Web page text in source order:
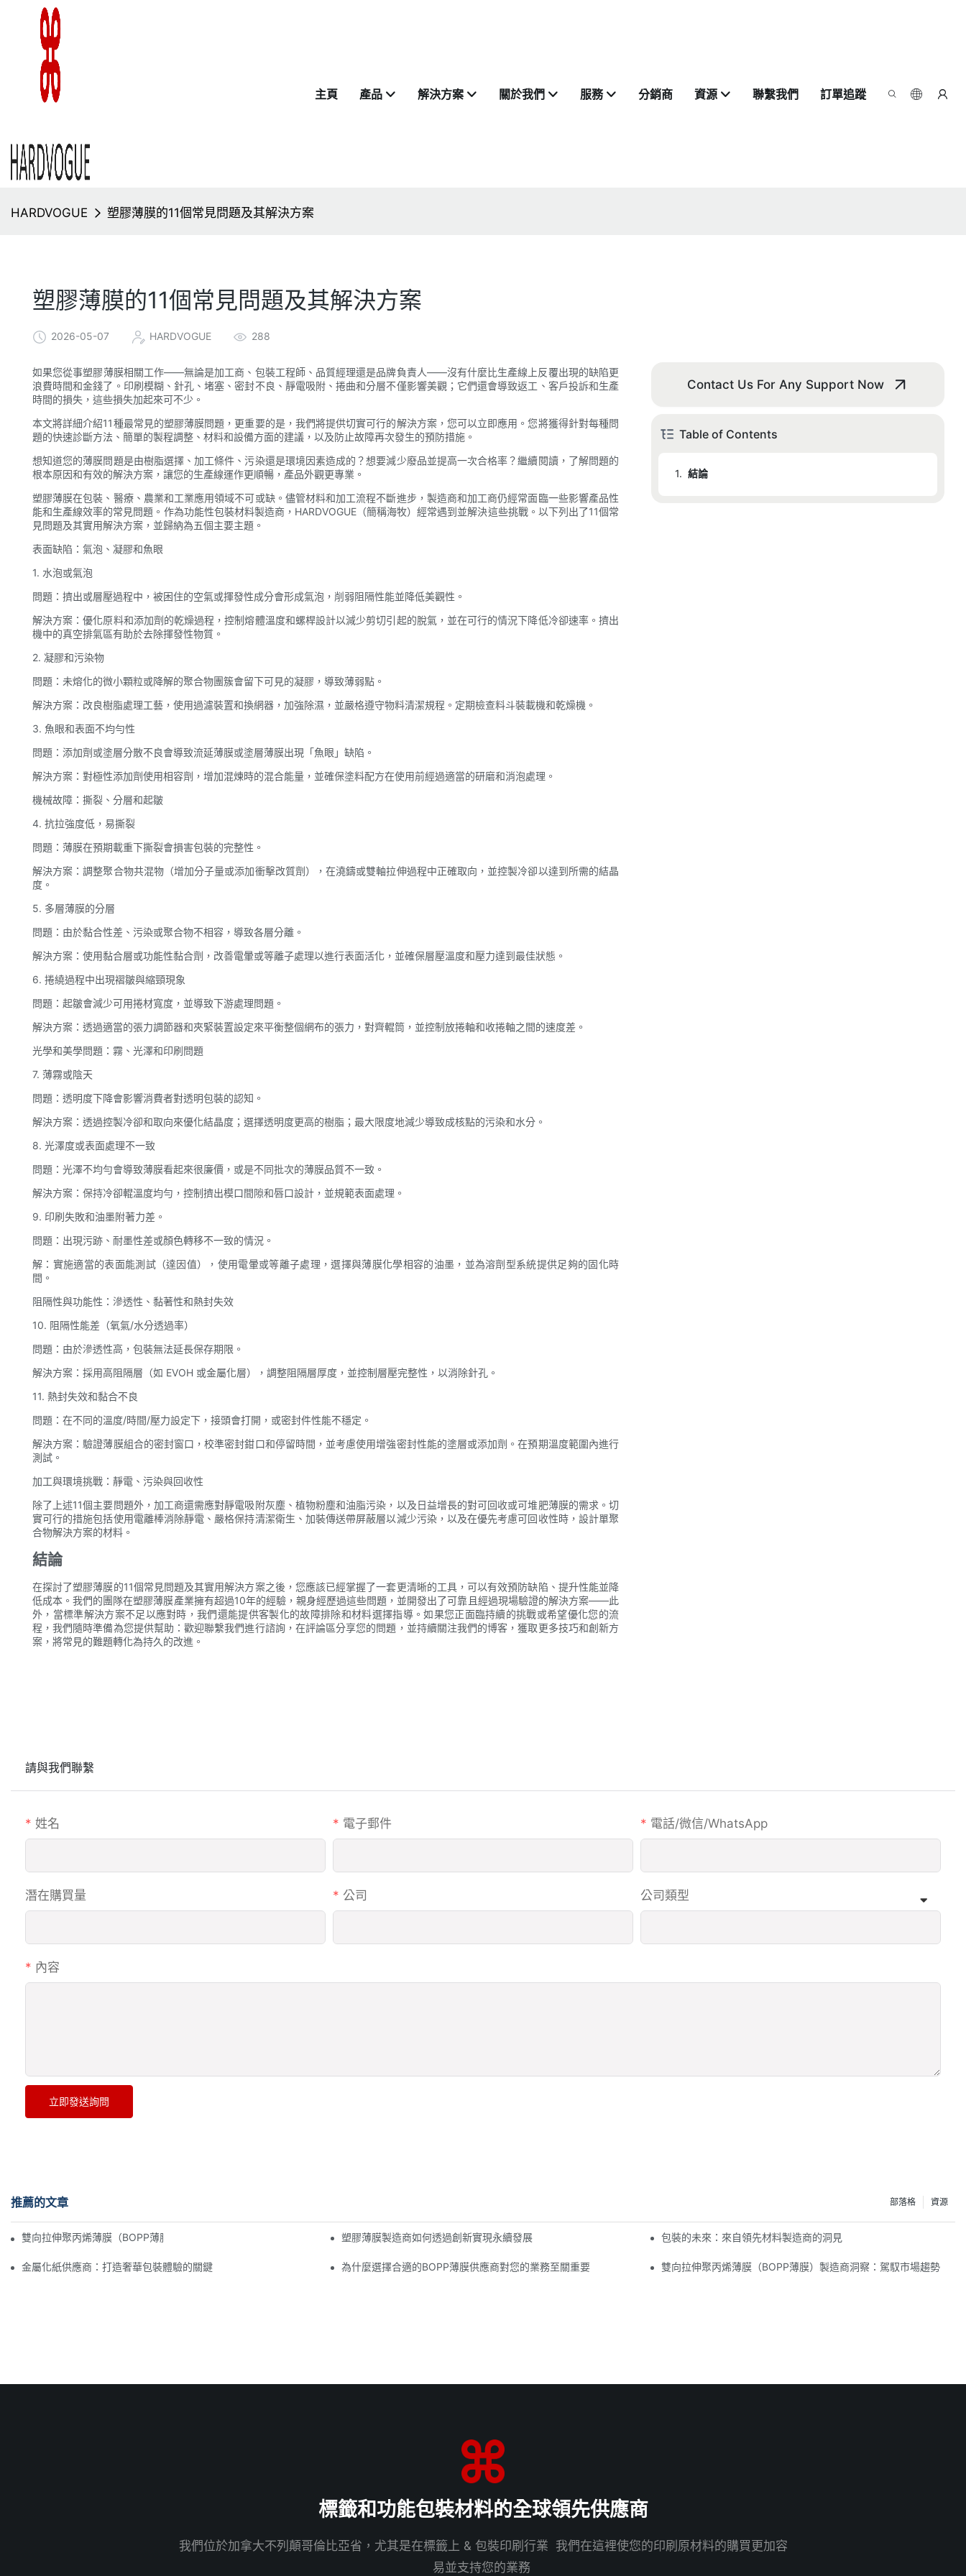
主頁 產品 解決方案 關於我們 服務 分銷商 資源 聯繫我們 訂單追蹤
HARDVOGUE 塑膠薄膜的11個常見問題及其解決方案
塑膠薄膜的11個常見問題及其解決方案
2026-05-07 HARDVOGUE 288
如果您從事塑膠薄膜相關工作——無論是加工商、包裝工程師、品質經理還是品牌負責人——沒有什麼比生產線上反覆出現的缺陷更
浪費時間和金錢了。印刷模糊、針孔、堵塞、密封不良、靜電吸附、捲曲和分層不僅影響美觀；它們還會導致返工、客戶投訴和生產
時間的損失，這些損失加起來可不少。
本文將詳細介紹11種最常見的塑膠薄膜問題，更重要的是，我們將提供切實可行的解決方案，您可以立即應用。您將獲得針對每種問
題的快速診斷方法、簡單的製程調整、材料和設備方面的建議，以及防止故障再次發生的預防措施。
想知道您的薄膜問題是由樹脂選擇、加工條件、污染還是環境因素造成的？想要減少廢品並提高一次合格率？繼續閱讀，了解問題的
根本原因和有效的解決方案，讓您的生產線運作更順暢，產品外觀更專業。
塑膠薄膜在包裝、醫療、農業和工業應用領域不可或缺。儘管材料和加工流程不斷進步，製造商和加工商仍經常面臨一些影響產品性
能和生產線效率的常見問題。作為功能性包裝材料製造商，HARDVOGUE（簡稱海牧）經常遇到並解決這些挑戰。以下列出了11個常
見問題及其實用解決方案，並歸納為五個主要主題。
表面缺陷：氣泡、凝膠和魚眼
1. 水泡或氣泡
問題：擠出或層壓過程中，被困住的空氣或揮發性成分會形成氣泡，削弱阻隔性能並降低美觀性。
解決方案：優化原料和添加劑的乾燥過程，控制熔體溫度和螺桿設計以減少剪切引起的脫氣，並在可行的情況下降低冷卻速率。擠出
機中的真空排氣區有助於去除揮發性物質。
2. 凝膠和污染物
問題：未熔化的微小顆粒或降解的聚合物團簇會留下可見的凝膠，導致薄弱點。
解決方案：改良樹脂處理工藝，使用過濾裝置和換網器，加強除濕，並嚴格遵守物料清潔規程。定期檢查料斗裝載機和乾燥機。
3. 魚眼和表面不均勻性
問題：添加劑或塗層分散不良會導致流延薄膜或塗層薄膜出現「魚眼」缺陷。
解決方案：對極性添加劑使用相容劑，增加混煉時的混合能量，並確保塗料配方在使用前經過適當的研磨和消泡處理。
機械故障：撕裂、分層和起皺
4. 抗拉強度低，易撕裂
問題：薄膜在預期載重下撕裂會損害包裝的完整性。
解決方案：調整聚合物共混物（增加分子量或添加衝擊改質劑），在澆鑄或雙軸拉伸過程中正確取向，並控製冷卻以達到所需的結晶
度。
5. 多層薄膜的分層
問題：由於黏合性差、污染或聚合物不相容，導致各層分離。
解決方案：使用黏合層或功能性黏合劑，改善電暈或等離子處理以進行表面活化，並確保層壓溫度和壓力達到最佳狀態。
6. 捲繞過程中出現褶皺與縮頸現象
問題：起皺會減少可用捲材寬度，並導致下游處理問題。
解決方案：透過適當的張力調節器和夾緊裝置設定來平衡整個網布的張力，對齊輥筒，並控制放捲軸和收捲軸之間的速度差。
光學和美學問題：霧、光澤和印刷問題
7. 薄霧或陰天
問題：透明度下降會影響消費者對透明包裝的認知。
解決方案：透過控製冷卻和取向來優化結晶度；選擇透明度更高的樹脂；最大限度地減少導致成核點的污染和水分。
8. 光澤度或表面處理不一致
問題：光澤不均勻會導致薄膜看起來很廉價，或是不同批次的薄膜品質不一致。
解決方案：保持冷卻輥溫度均勻，控制擠出模口間隙和唇口設計，並規範表面處理。
9. 印刷失敗和油墨附著力差。
問題：出現污跡、耐墨性差或顏色轉移不一致的情況。
解：實施適當的表面能測試（達因值），使用電暈或等離子處理，選擇與薄膜化學相容的油墨，並為溶劑型系統提供足夠的固化時
間。
阻隔性與功能性：滲透性、黏著性和熱封失效
10. 阻隔性能差（氧氣/水分透過率）
問題：由於滲透性高，包裝無法延長保存期限。
解決方案：採用高阻隔層（如 EVOH 或金屬化層），調整阻隔層厚度，並控制層壓完整性，以消除針孔。
11. 熱封失效和黏合不良
問題：在不同的溫度/時間/壓力設定下，接頭會打開，或密封件性能不穩定。
解決方案：驗證薄膜組合的密封窗口，校準密封鉗口和停留時間，並考慮使用增強密封性能的塗層或添加劑。在預期溫度範圍內進行
測試。
加工與環境挑戰：靜電、污染與回收性
除了上述11個主要問題外，加工商還需應對靜電吸附灰塵、植物粉塵和油脂污染，以及日益增長的對可回收或可堆肥薄膜的需求。切
實可行的措施包括使用電離棒消除靜電、嚴格保持清潔衛生、加裝傳送帶屏蔽層以減少污染，以及在優先考慮可回收性時，設計單聚
合物解決方案的材料。
結論
在探討了塑膠薄膜的11個常見問題及其實用解決方案之後，您應該已經掌握了一套更清晰的工具，可以有效預防缺陷、提升性能並降
低成本。我們的團隊在塑膠薄膜產業擁有超過10年的經驗，親身經歷過這些問題，並開發出了可靠且經過現場驗證的解決方案——此
外，當標準解決方案不足以應對時，我們還能提供客製化的故障排除和材料選擇指導。如果您正面臨持續的挑戰或希望優化您的流
程，我們隨時準備為您提供幫助：歡迎聯繫我們進行諮詢，在評論區分享您的問題，並持續關注我們的博客，獲取更多技巧和創新方
案，將常見的難題轉化為持久的改進。
Contact Us For Any Support Now
Table of Contents
1. 結論
請與我們聯繫
姓名 電子郵件 電話/微信/WhatsApp
潛在購買量 公司 公司類型
內容
立即發送詢問
推薦的文章 資源
部落格
雙向拉伸聚丙烯薄膜（BOPP薄膜）製造商：柔性包裝的支柱 塑膠薄膜製造商如何透過創新實現永續發展 包裝的未來：來自領先材料製造商的洞見
金屬化紙供應商：打造奢華包裝體驗的關鍵 為什麼選擇合適的BOPP薄膜供應商對您的業務至關重要 雙向拉伸聚丙烯薄膜（BOPP薄膜）製造商洞察：駕馭市場趨勢
標籤和功能包裝材料的全球領先供應商
我們位於加拿大不列顛哥倫比亞省，尤其是在標籤上 & 包裝印刷行業 我們在這裡使您的印刷原材料的購買更加容
易並支持您的業務